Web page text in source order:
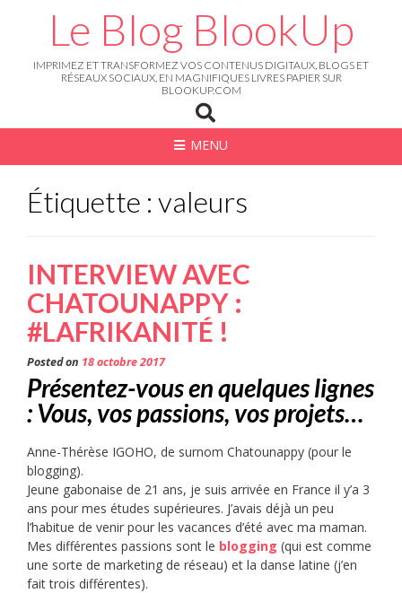
Le Blog BlookUp
IMPRIMEZ ET TRANSFORMEZ VOS CONTENUS DIGITAUX, BLOGS ET
RÉSEAUX SOCIAUX, EN MAGNIFIQUES LIVRES PAPIER SUR
BLOOKUP.COM
MENU
Étiquette : valeurs
INTERVIEW AVEC
CHATOUNAPPY :
#LAFRIKANITÉ !
Posted on 18 octobre 2017
Présentez-vous en quelques lignes
: Vous, vos passions, vos projets…
Anne-Thérèse IGOHO, de surnom Chatounappy (pour le
blogging).
Jeune gabonaise de 21 ans, je suis arrivée en France il y’a 3
ans pour mes études supérieures. J’avais déjà un peu
l’habitue de venir pour les vacances d’été avec ma maman.
Mes différentes passions sont le blogging (qui est comme
une sorte de marketing de réseau) et la danse latine (j’en
fait trois différentes).